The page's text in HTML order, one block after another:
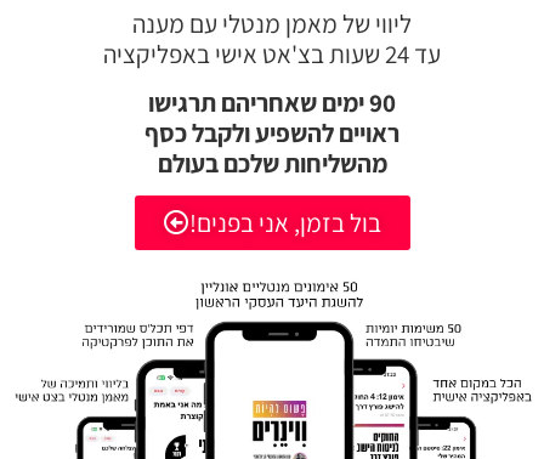
ליווי של מאמן מנטלי עם מענה
עד 24 שעות בצ'אט אישי באפליקציה
90 ימים שאחריהם תרגישו
ראויים להשפיע ולקבל כסף
מהשליחות שלכם בעולם
בול בזמן, אני בפנים!